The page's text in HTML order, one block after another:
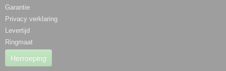
Garantie
Privacy verklaring
Levertijd
Ringmaat
Herroeping